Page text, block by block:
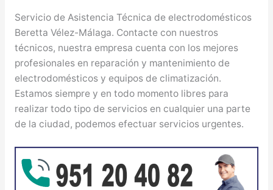
Servicio de Asistencia Técnica de electrodomésticos
Beretta Vélez-Málaga. Contacte con nuestros
técnicos, nuestra empresa cuenta con los mejores
profesionales en reparación y mantenimiento de
electrodomésticos y equipos de climatización.
Estamos siempre y en todo momento libres para
realizar todo tipo de servicios en cualquier una parte
de la ciudad, podemos efectuar servicios urgentes.